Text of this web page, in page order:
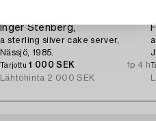
Inger Stenberg,
a sterling silver cake server,
Nässjö, 1985.
Tarjottu1 000 SEK
1p 4 h
Lähtöhinta 2 000 SEK